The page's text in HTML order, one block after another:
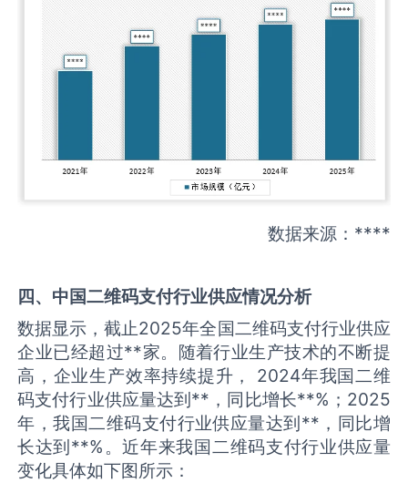
数据来源：****
四、中国二维码支付行业供应情况分析
数据显示，截止2025年全国二维码支付行业供应
企业已经超过**家。随着行业生产技术的不断提
高，企业生产效率持续提升， 2024年我国二维
码支付行业供应量达到**，同比增长**%；2025
年，我国二维码支付行业供应量达到**，同比增
长达到**%。近年来我国二维码支付行业供应量
变化具体如下图所示：